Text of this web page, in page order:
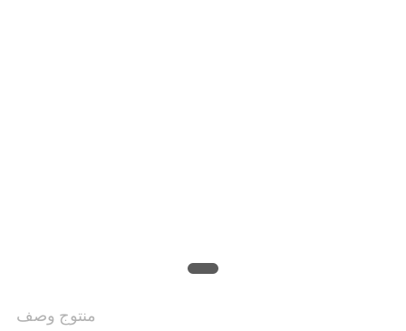
منتوج وصف